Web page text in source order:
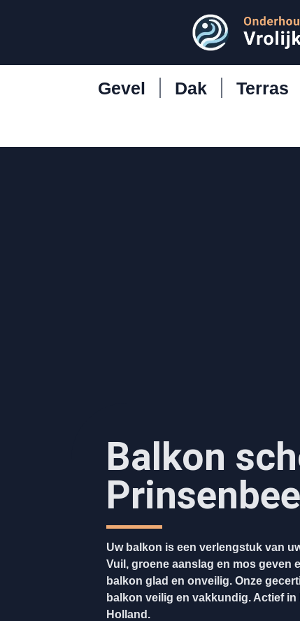
Gevel Dak Terras
Balkon
Uw balkon is een verlengstuk van
Vuil, groene aanslag en mos geven
balkon glad en onveilig. Onze
balkon veilig en vakkundig. Actief
Holland.